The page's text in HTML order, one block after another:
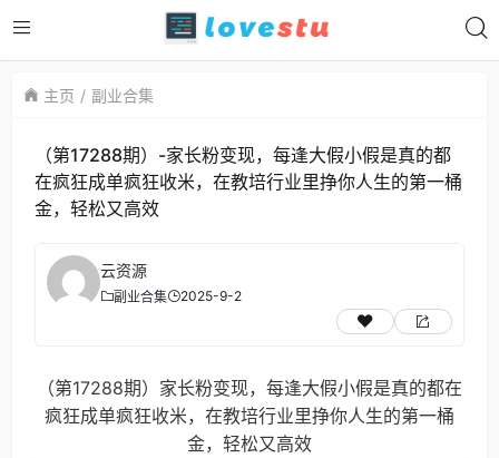
主页 副业合集
（第17288期）-家长粉变现，每逢大假小假是真的都
在疯狂成单疯狂收米，在教培行业里挣你人生的第一桶
金，轻松又高效
云资源
副业合集 2025-9-2
（第17288期）家长粉变现，每逢大假小假是真的都在
疯狂成单疯狂收米，在教培行业里挣你人生的第一桶
金，轻松又高效